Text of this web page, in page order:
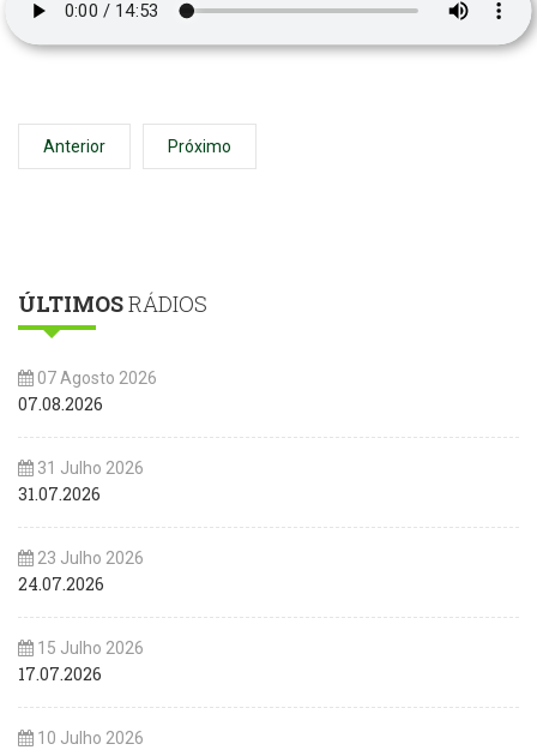
Anterior Próximo
ÚLTIMOSRÁDIOS
07 Agosto 2026
07.08.2026
31 Julho 2026
31.07.2026
23 Julho 2026
24.07.2026
15 Julho 2026
17.07.2026
10 Julho 2026